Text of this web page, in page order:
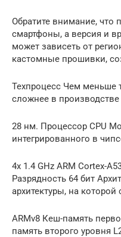
Обратите внимание, что
смартфоны, а версия и
может зависеть от
кастомные прошивки,
Техпроцесс Чем меньше
сложнее в производстве
28 нм. Процессор CPU
интегрированного в
4x 1.4 GHz ARM Cortex-
Разрядность 64 бит
архитектуры, на
ARMv8 Кеш-память
память второго уровня